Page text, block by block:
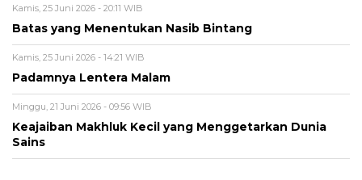
Kamis, 25 Juni 2026 - 20:11 WIB
Batas yang Menentukan Nasib Bintang
Kamis, 25 Juni 2026 - 14:21 WIB
Padamnya Lentera Malam
Minggu, 21 Juni 2026 - 09:56 WIB
Keajaiban Makhluk Kecil yang Menggetarkan Dunia
Sains